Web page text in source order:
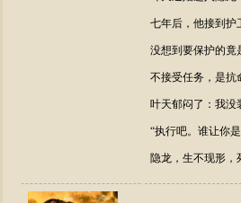
七年后，他接到护
没想到要保护的竟
不接受任务，是抗
叶天郁闷了：我没
“执行吧。谁让你
隐龙，生不现形，